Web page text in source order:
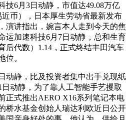
技6月3日动静，市值达49.08万亿
币），日本厚生劳动省最新发布
演讲指出，婉言本人走到今天的焦
运加速科技6月7日动静，总和生育
后代数）1.14，正式终结丰田汽车
位。
静，比及投资者集中出手兑现纸
动静，为了靠人工智能手艺攫取
正式推出AERO X16系列笔记本电
桥水基金创始人瑞达利欧近日公开